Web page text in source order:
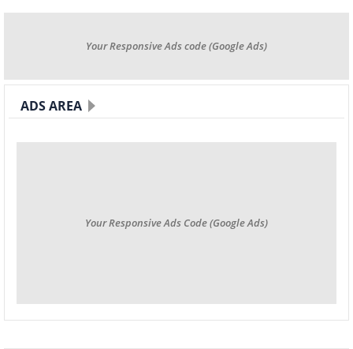
Your Responsive Ads code (Google Ads)
ADS AREA
Your Responsive Ads Code (Google Ads)